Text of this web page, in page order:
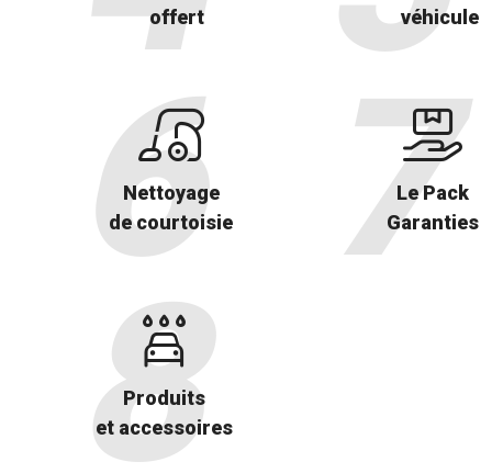
offert
véhicule
Nettoyage
de courtoisie
Le Pack
Garanties
Produits
et accessoires